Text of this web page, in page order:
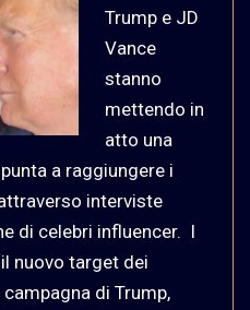
Trump e JD
Vance
stanno
mettendo in
atto una
a raggiungere i
interviste
di celebri influencer. I
nuovo target dei
di Trump,